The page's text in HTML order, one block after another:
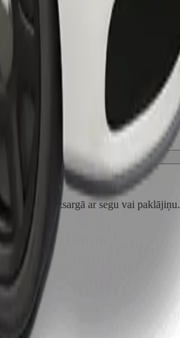
sēdekļi jāaizsargā ar segu vai paklājiņu.